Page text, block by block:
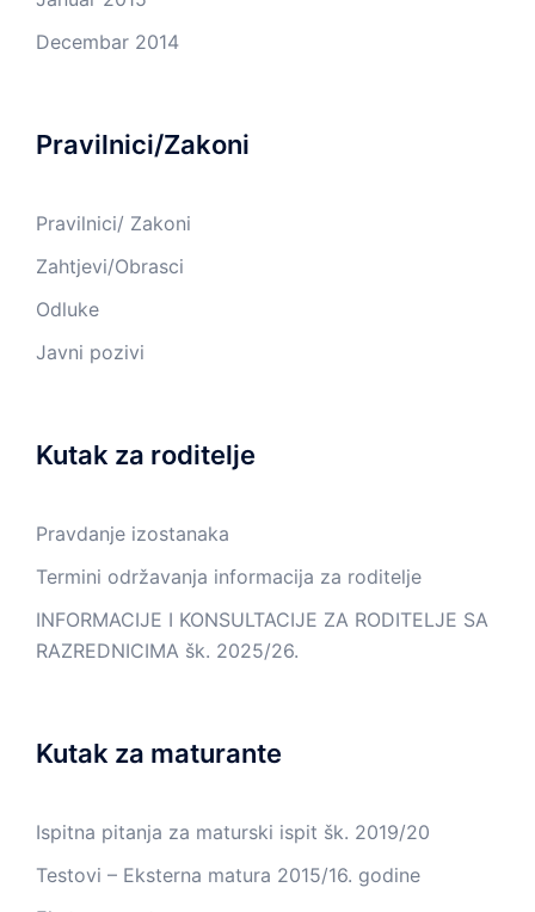
Decembar 2014
Pravilnici/Zakoni
Pravilnici/ Zakoni
Zahtjevi/Obrasci
Odluke
Javni pozivi
Kutak za roditelje
Pravdanje izostanaka
Termini održavanja informacija za roditelje
INFORMACIJE I KONSULTACIJE ZA RODITELJE SA
RAZREDNICIMA šk. 2025/26.
Kutak za maturante
Ispitna pitanja za maturski ispit šk. 2019/20
Testovi – Eksterna matura 2015/16. godine